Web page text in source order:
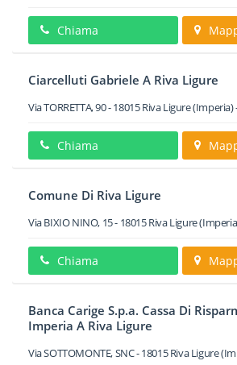
Chiama
Ciarcelluti Gabriele A Riva Ligure
Via TORRETTA, 90-18015Riva Ligure(Imperia)
Chiama
Comune Di Riva Ligure
Via BIXIO NINO, 15- 18015Riva Ligure
Chiama
Banca Carige S.p.a. Cassa Di
Imperia A Riva Ligure
Via SOTTOMONTE, SNC-18015 Riva Ligure